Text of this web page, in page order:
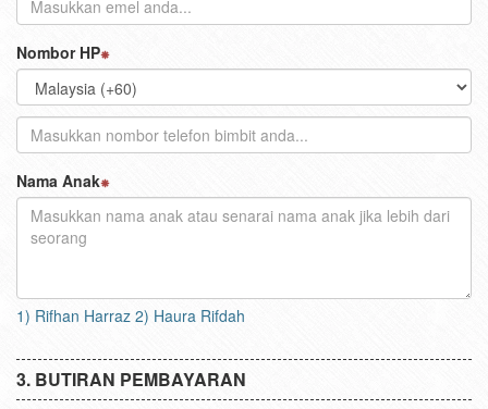
Nombor HP
Nama Anak
1) Rifhan Harraz 2) Haura Rifdah
BUTIRAN PEMBAYARAN